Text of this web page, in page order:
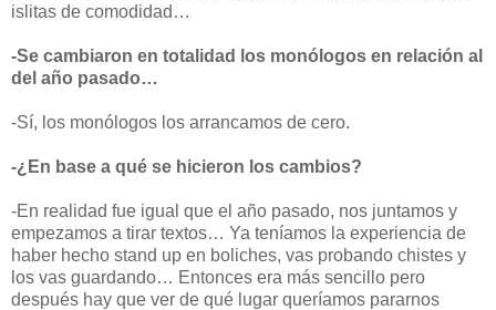
islitas de comodidad…
-Se cambiaron en totalidad los monólogos en relación al
del año pasado…
-Sí, los monólogos los arrancamos de cero.
-¿En base a qué se hicieron los cambios?
-En realidad fue igual que el año pasado, nos juntamos y
empezamos a tirar textos… Ya teníamos la experiencia de
haber hecho stand up en boliches, vas probando chistes y
los vas guardando… Entonces era más sencillo pero
después hay que ver de qué lugar queríamos pararnos